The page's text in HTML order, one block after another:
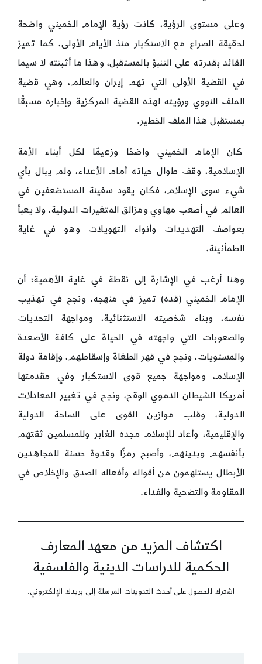
وعلى مستوى الرؤية، كانت رؤية الإمام الخميني واضحة
لحقيقة الصراع مع الاستكبار منذ الأيام الأولى، كما تميز
القائد بقدرته على التنبؤ بالمستقبل، وهذا ما أثبتته لا سيما
في القضية الأولى التي تهم إيران والعالم، وهي قضية
الملف النووي ورؤيته لهذه القضية المركزية وإخباره مسبقًا
بمستقبل هذا الملف الخطير.
كان الإمام الخميني واضحًا وزعيمًا لكل أبناء الأمة
الإسلامية، وقف طوال حياته أمام الأعداء، ولم يبال بأي
شيء سوى الإسلام، فكان يقود سفينة المستضعفين في
العالم في أصعب مهاوي ومزالق المتغيرات الدولية، ولا يعبأ
بعواصف التهديدات وأنواء التهويلات وهو في غاية
الطمأنينة.
وهنا أرغب في الإشارة إلى نقطة في غاية الأهمية؛ أن
الإمام الخميني (قده) تميز في منهجه، ونجح في تهذيب
نفسه، وبناء شخصيته الاستثنائية، ومواجهة التحديات
والصعوبات التي واجهته في الحياة على كافة الأصعدة
والمستويات، ونجح في قهر الطغاة وإسقاطهم، وإقامة دولة
الإسلام، ومواجهة جميع قوى الاستكبار وفي مقدمتها
أمريكا الشيطان الدموي الوقح، ونجح في تغيير المعادلات
الدولية، وقلب موازين القوى على الساحة الدولية
والإقليمية، وأعاد للإسلام مجده الغابر وللمسلمين ثقتهم
بأنفسهم وبدينهم، وأصبح رمزًا وقدوة حسنة للمجاهدين
الأبطال يستلهمون من أقواله وأفعاله الصدق والإخلاص في
المقاومة والتضحية والفداء.
اكتشاف المزيد من معهد المعارف
الحكمية للدراسات الدينية والفلسفية
اشترك للحصول على أحدث التدوينات المرسلة إلى بريدك الإلكتروني.